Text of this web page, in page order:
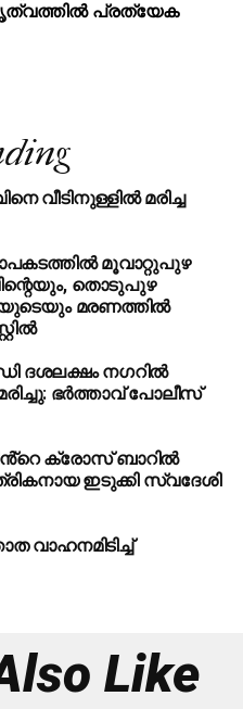
പ്രത്യേക
വീടിനുള്ളിൽ മരിച്ച
മൂവാറ്റുപുഴ
തൊടുപുഴ
മരണത്തില്‍
ദശലക്ഷം നഗറിൽ
മരിച്ചു: ഭർത്താവ് പോലീസ്
ക്രോസ് ബാറില്‍
ഇടുക്കി സ്വദേശി
Like